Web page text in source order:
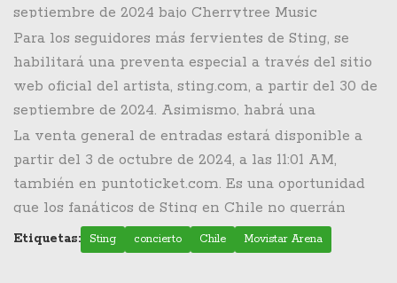
septiembre de 2024 bajo Cherrytree Music
Company/Interscope Records. Esta adición
promete sorprender y emocionar a los asistentes,
sumando frescura y novedad a un concierto ya de
por sí esperado.
Para los seguidores más fervientes de Sting, se
habilitará una preventa especial a través del sitio
web oficial del artista, sting.com, a partir del 30 de
septiembre de 2024. Asimismo, habrá una
preventa exclusiva para clientes de Entel y
aquellos que efectúen sus compras con tarjetas
Scotia, la cual comenzará el 1 de octubre de 2024 a
las 11:00 AM a través del sistemaPuntoticket.
La venta general de entradas estará disponible a
partir del 3 de octubre de 2024, a las 11:01 AM,
también en puntoticket.com. Es una oportunidad
que los fanáticos de Sting en Chile no querrán
perderse, ya que promete ser una noche
inolvidable repleta de música, recuerdos y la
Etiquetas: Sting concierto Chile Movistar Arena